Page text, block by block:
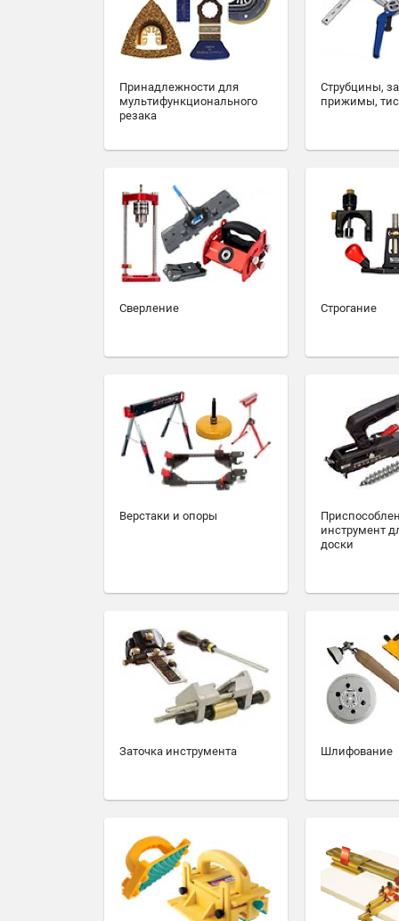
Принадлежности для
мультифункционального
резака
Струбцины,
прижимы,
Сверление Строгание
Верстаки и опоры
инструмент
доски
Заточка инструмента Шлифование